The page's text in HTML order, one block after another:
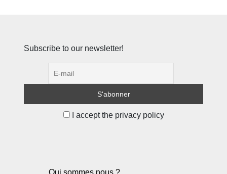
Subscribe to our newsletter!
I accept the privacy policy
Qui sommes nous ?